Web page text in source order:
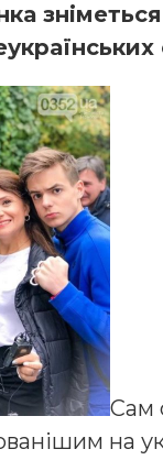
Сам
на